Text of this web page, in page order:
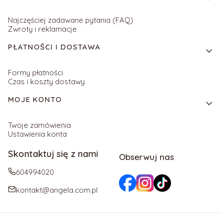
Najczęściej zadawane pytania (FAQ)
Zwroty i reklamacje
PŁATNOŚCI I DOSTAWA
Formy płatności
Czas i koszty dostawy
MOJE KONTO
Twoje zamówienia
Ustawienia konta
Skontaktuj się z nami
604994020
kontakt@angela.com.pl
Obserwuj nas